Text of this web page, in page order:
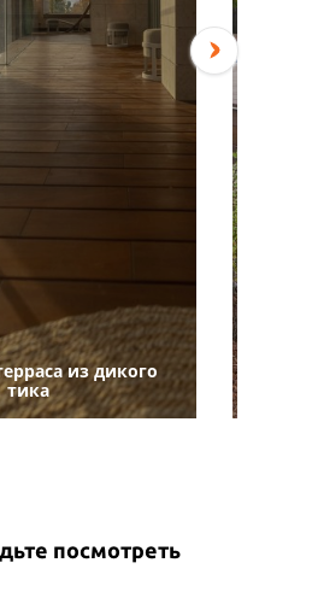
из дикого
тика
посмотреть